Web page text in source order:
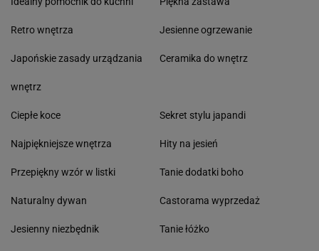
Retro wnętrza
Japońskie zasady urządzania
wnętrz
Jesienne ogrzewanie
Ceramika do wnętrz
Ciepłe koce
Najpiękniejsze wnętrza
Przepiękny wzór w listki
Naturalny dywan
Jesienny niezbędnik
Sekret stylu japandi
Hity na jesień
Tanie dodatki boho
Castorama wyprzedaż
Tanie łóżko